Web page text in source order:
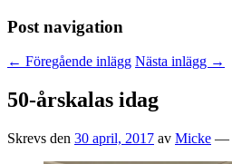
Post navigation
← Föregående inlägg Nästa inlägg →
50-årskalas idag
Skrevs den 30 april, 2017 av Micke —